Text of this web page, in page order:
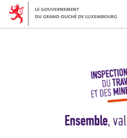
Aller
Aller
au